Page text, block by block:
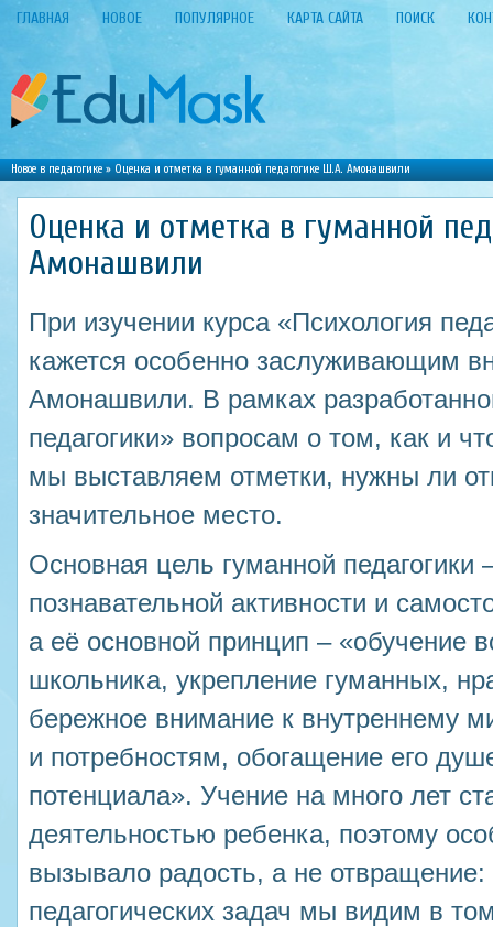
ГЛАВНАЯ НОВОЕ ПОПУЛЯРНОЕ КАРТА САЙТА ПОИСК
Новое в педагогике» Оценка и отметка в гуманной педагогике Ш.А. Амонашвили
Оценка и отметка в гуманной
Амонашвили
При изучении курса «Психология
кажется особенно заслуживающим
Амонашвили. В рамках
педагогики» вопросам о том, как и
мы выставляем отметки, нужны ли
значительное место.
Основная цель гуманной
познавательной активности и
а её основной принцип – «обучение
школьника, укрепление гуманных,
бережное внимание к внутреннему
и потребностям, обогащение его
потенциала». Учение на много лет
деятельностью ребенка, поэтому
вызывало радость, а не
педагогических задач мы видим в